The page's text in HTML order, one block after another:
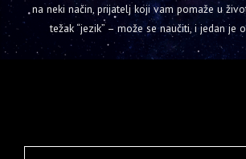
na neki način, prijatelj koji vam pomaže u
težak “jezik” – može se naučiti, i jedan je